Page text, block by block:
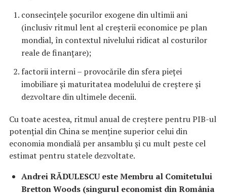
consecințele șocurilor exogene din ultimii ani
(inclusiv ritmul lent al creșterii economice pe plan
mondial, în contextul nivelului ridicat al costurilor
reale de finanțare);
factorii interni – provocările din sfera pieței
imobiliare și maturitatea modelului de creștere și
dezvoltare din ultimele decenii.
Cu toate acestea, ritmul anual de creștere pentru PIB-ul
potențial din China se menține superior celui din
economia mondială per ansamblu și cu mult peste cel
estimat pentru statele dezvoltate.
Andrei RĂDULESCU este Membru al Comitetului
Bretton Woods (singurul economist din România